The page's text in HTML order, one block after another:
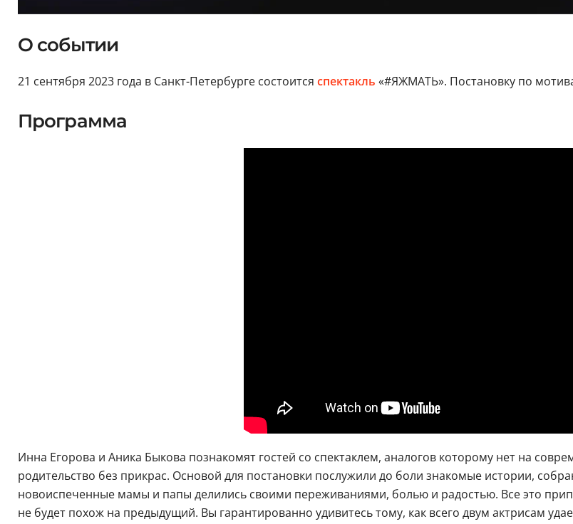
О событии
21 сентября 2023 года в Санкт-Петербурге состоится спектакль «#ЯЖМАТЬ». Постановку по
Программа
Инна Егорова и Аника Быкова познакомят гостей со спектаклем, аналогов которому нет на
родительство без прикрас. Основой для постановки послужили до боли знакомые истории,
новоиспеченные мамы и папы делились своими переживаниями, болью и радостью. Все это
не будет похож на предыдущий. Вы гарантированно удивитесь тому, как всего двум актрисам